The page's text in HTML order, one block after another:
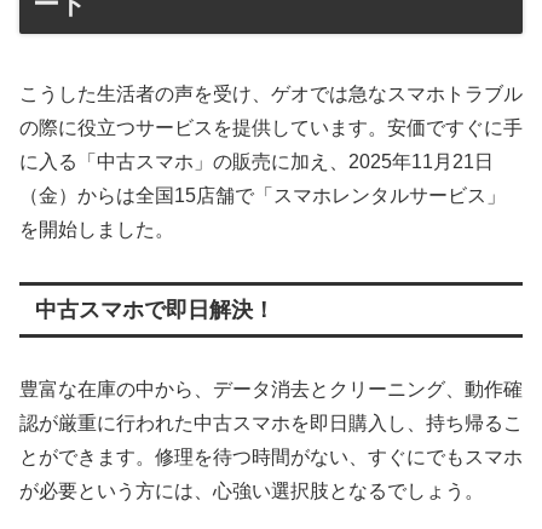
こうした生活者の声を受け、ゲオでは急なスマホトラブル
の際に役立つサービスを提供しています。安価ですぐに手
に入る「中古スマホ」の販売に加え、2025年11月21日
（金）からは全国15店舗で「スマホレンタルサービス」
を開始しました。
中古スマホで即日解決！
豊富な在庫の中から、データ消去とクリーニング、動作確
認が厳重に行われた中古スマホを即日購入し、持ち帰るこ
とができます。修理を待つ時間がない、すぐにでもスマホ
が必要という方には、心強い選択肢となるでしょう。